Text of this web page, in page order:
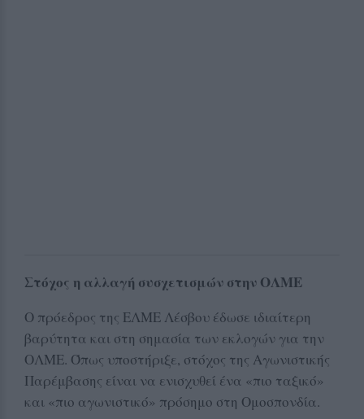
Στόχος η αλλαγή συσχετισμών στην ΟΛΜΕ
Ο πρόεδρος της ΕΛΜΕ Λέσβου έδωσε ιδιαίτερη
βαρύτητα και στη σημασία των εκλογών για την
ΟΛΜΕ. Όπως υποστήριξε, στόχος της Αγωνιστικής
Παρέμβασης είναι να ενισχυθεί ένα «πιο ταξικό»
και «πιο αγωνιστικό» πρόσημο στη Ομοσπονδία.